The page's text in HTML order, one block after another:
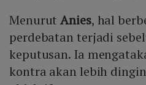
MenurutAnies, hal
perdebatan terjadi
keputusan. Ia
kontra akan lebih